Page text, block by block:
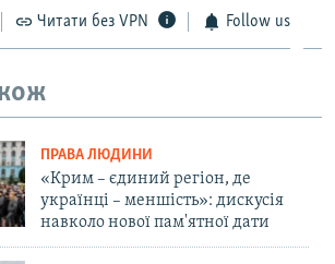
Читати без VPN Follow us
ПРАВА ЛЮДИНИ
«Крим – єдиний регіон, де
українці – меншість»: дискусія
навколо нової пам'ятної дати